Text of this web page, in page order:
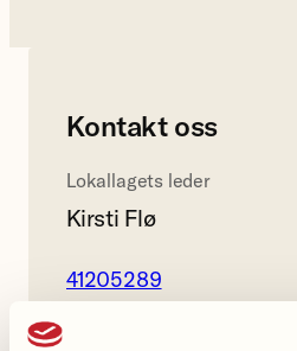
Kontakt oss
Lokallagets leder
Kirsti Flø
41205289